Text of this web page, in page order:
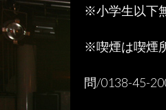
※小学生以下
※喫煙は喫煙
問/0138-45-